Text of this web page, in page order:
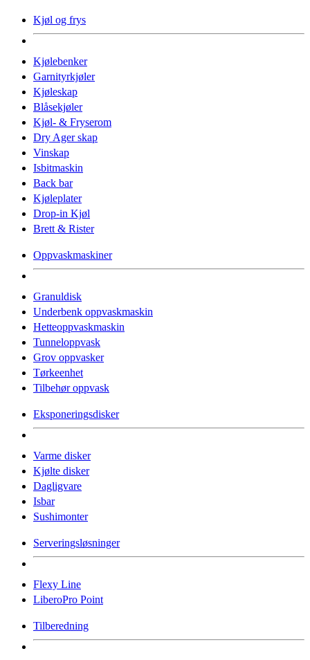
Kjøl og frys
Kjølebenker
Garnityrkjøler
Kjøleskap
Blåsekjøler
Kjøl- & Fryserom
Dry Ager skap
Vinskap
Isbitmaskin
Back bar
Kjøleplater
Drop-in Kjøl
Brett & Rister
Oppvaskmaskiner
Granuldisk
Underbenk oppvaskmaskin
Hetteoppvaskmaskin
Tunneloppvask
Grov oppvasker
Tørkeenhet
Tilbehør oppvask
Eksponeringsdisker
Varme disker
Kjølte disker
Dagligvare
Isbar
Sushimonter
Serveringsløsninger
Flexy Line
LiberoPro Point
Tilberedning